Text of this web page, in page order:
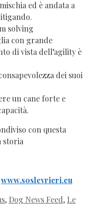
ed è andata a
solving
con grande
di vista dell’agility è
dei suoi
un cane forte e
con questa
storia
www.soslevrieri.eu
, Dog News Feed, Le